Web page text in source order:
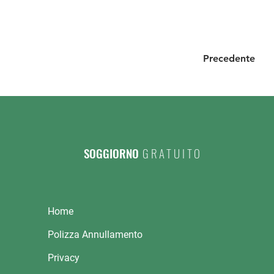
Precedente
SOGGIORNO GRATUITO
Home
Polizza Annullamento
Privacy